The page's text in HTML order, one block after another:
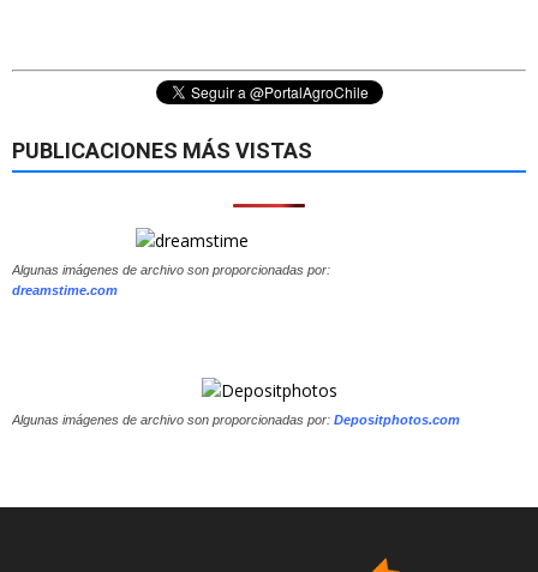
PUBLICACIONES MÁS VISTAS
Algunas imágenes de archivo son proporcionadas por:
dreamstime.com
Algunas imágenes de archivo son proporcionadas por: Depositphotos.com